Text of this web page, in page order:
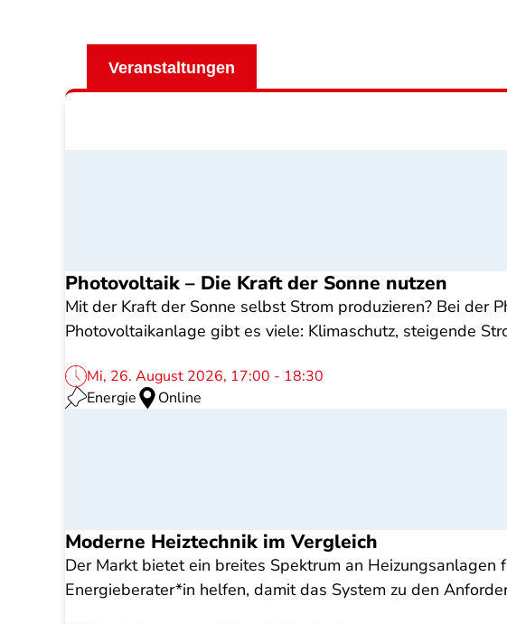
Veranstaltungen
Photovoltaik – Die Kraft der Sonne nutzen
Mit der Kraft der Sonne selbst Strom produzieren? Bei der
Photovoltaikanlage gibt es viele: Klimaschutz, steigende
Mi, 26. August 2026, 17:00 - 18:30
Energie
Online
Moderne Heiztechnik im Vergleich
Der Markt bietet ein breites Spektrum an
Energieberater*in helfen, damit das System zu den